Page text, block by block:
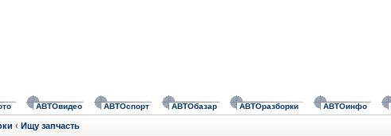
АВТОвидео АВТОспорт АВТОбазар АВТОразборки АВТОинфо
‹ Ищу запчасть